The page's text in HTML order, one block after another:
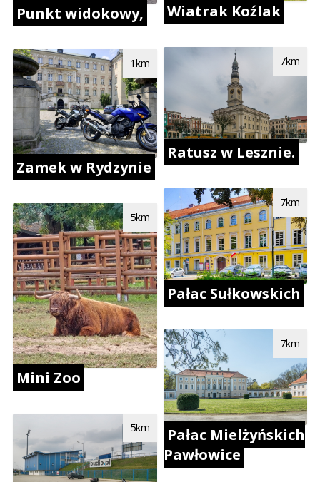
Punkt widokowy,
Zamek w Rydzynie
1km
Mini Zoo
5km
5km
Wiatrak Koźlak
Ratusz w Lesznie.
7km
Pałac Sułkowskich
7km
Pałac Mielżyńskich
Pawłowice
7km